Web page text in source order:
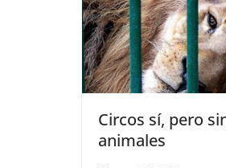
Circos sí, pero
animales